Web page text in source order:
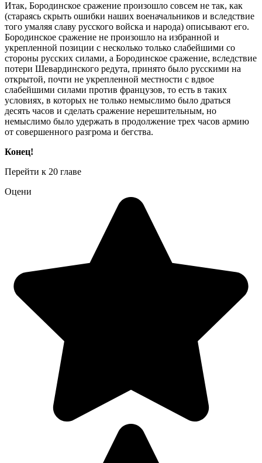
Итак, Бородинское сражение произошло совсем не так, как
(стараясь скрыть ошибки наших военачальников и вследствие
того умаляя славу русского войска и народа) описывают его.
Бородинское сражение не произошло на избранной и
укрепленной позиции с несколько только слабейшими со
стороны русских силами, а Бородинское сражение, вследствие
потери Шевардинского редута, принято было русскими на
открытой, почти не укрепленной местности с вдвое
слабейшими силами против французов, то есть в таких
условиях, в которых не только немыслимо было драться
десять часов и сделать сражение нерешительным, но
немыслимо было удержать в продолжение трех часов армию
от совершенного разгрома и бегства.
Конец!
Перейти к 20 главе
Оцени